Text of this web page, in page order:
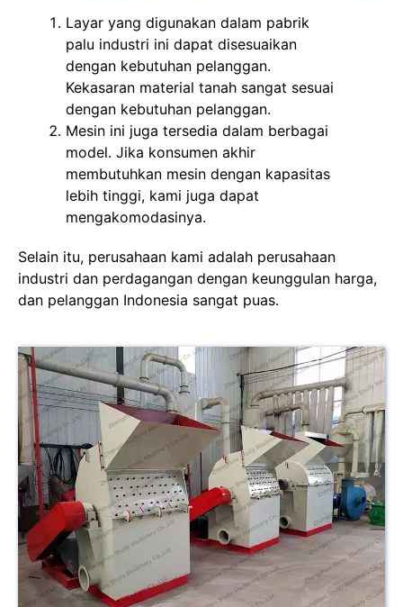
Layar yang digunakan dalam pabrik
palu industri ini dapat disesuaikan
dengan kebutuhan pelanggan.
Kekasaran material tanah sangat sesuai
dengan kebutuhan pelanggan.
Mesin ini juga tersedia dalam berbagai
model. Jika konsumen akhir
membutuhkan mesin dengan kapasitas
lebih tinggi, kami juga dapat
mengakomodasinya.
Selain itu, perusahaan kami adalah perusahaan
industri dan perdagangan dengan keunggulan harga,
dan pelanggan Indonesia sangat puas.